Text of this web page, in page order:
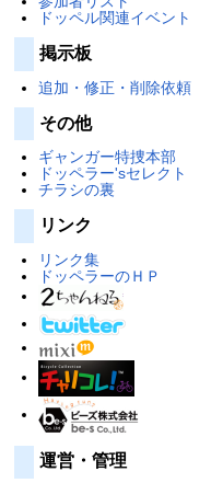
ドッペル関連イベント
掲示板
追加・修正・削除依頼
その他
ギャンガー特捜本部
ドッペラー'sセレクト
チラシの裏
リンク
リンク集
ドッペラーのＨＰ
運営・管理